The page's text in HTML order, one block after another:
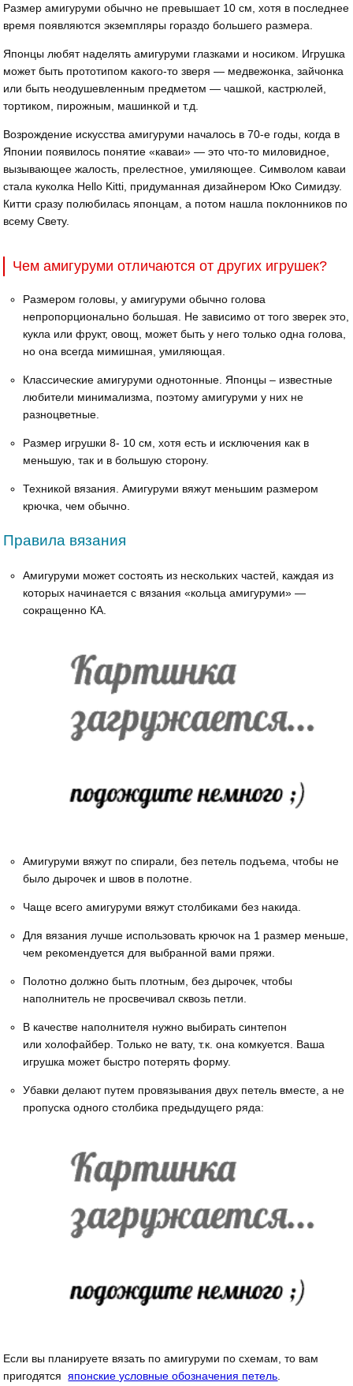
Размер амигуруми обычно не превышает 10 см, хотя в последнее
время появляются экземпляры гораздо большего размера.
Японцы любят наделять амигуруми глазками и носиком. Игрушка
может быть прототипом какого-то зверя — медвежонка, зайчонка
или быть неодушевленным предметом — чашкой, кастрюлей,
тортиком, пирожным, машинкой и т.д.
Возрождение искусства амигуруми началось в 70-е годы, когда в
Японии появилось понятие «каваи» — это что-то миловидное,
вызывающее жалость, прелестное, умиляющее. Символом каваи
стала куколка Hello Kitti, придуманная дизайнером Юко Симидзу.
Китти сразу полюбилась японцам, а потом нашла поклонников по
всему Свету.
Чем амигуруми отличаются от других игрушек?
Размером головы, у амигуруми обычно голова
непропорционально большая. Не зависимо от того зверек это,
кукла или фрукт, овощ, может быть у него только одна голова,
но она всегда мимишная, умиляющая.
Классические амигуруми однотонные. Японцы – известные
любители минимализма, поэтому амигуруми у них не
разноцветные.
Размер игрушки 8- 10 см, хотя есть и исключения как в
меньшую, так и в большую сторону.
Техникой вязания. Амигуруми вяжут меньшим размером
крючка, чем обычно.
Правила вязания
Амигуруми может состоять из нескольких частей, каждая из
которых начинается с вязания «кольца амигуруми» —
сокращенно КА.
Амигуруми вяжут по спирали, без петель подъема, чтобы не
было дырочек и швов в полотне.
Чаще всего амигуруми вяжут столбиками без накида.
Для вязания лучше использовать крючок на 1 размер меньше,
чем рекомендуется для выбранной вами пряжи.
Полотно должно быть плотным, без дырочек, чтобы
наполнитель не просвечивал сквозь петли.
В качестве наполнителя нужно выбирать синтепон
или холофайбер. Только не вату, т.к. она комкуется. Ваша
игрушка может быстро потерять форму.
Убавки делают путем провязывания двух петель вместе, а не
пропуска одного столбика предыдущего ряда:
Если вы планируете вязать по амигуруми по схемам, то вам
пригодятсяяпонские условные обозначения петель.